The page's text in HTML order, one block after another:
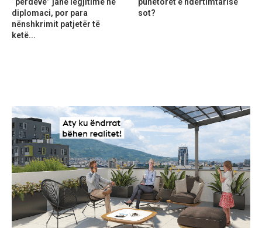
diplomaci, por para
nënshkrimit patjetër të
ketë...
sot?